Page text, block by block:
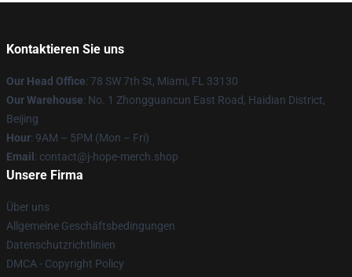
Kontaktieren Sie uns
Our Head Office: 78 SW 7th St, Miami, FL 33130
Our Warehouse: No. 1 Zhongguancun East Road, Haidian District,
Beijing
Hour: 9AM – 5PM (Mon – Fri)
Email : contact@j-hope-merch.shop
Unsere Firma
Über uns
Allgemeine Geschäftsbedingungen
Datenschutzrichtlinien
DMCA - Copyright Policy